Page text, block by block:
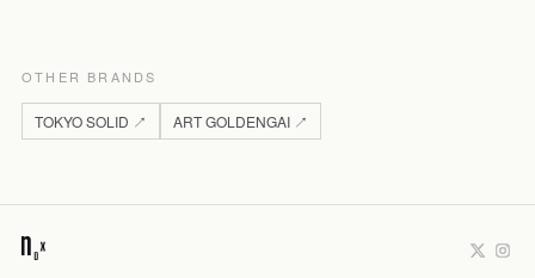
OTHER BRANDS
TOKYO SOLID ↗ ART GOLDENGAI ↗